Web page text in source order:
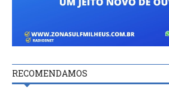
RECOMENDAMOS